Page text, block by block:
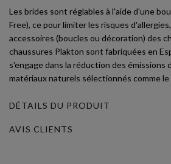
Les brides sont réglables à l'aide d'une
Free), ce pour limiter les risques
accessoires (boucles ou décoration) des
chaussures Plakton sont fabriquées en
s'engage dans la réduction des émissions
matériaux naturels sélectionnés comme le
DÉTAILS DU PRODUIT
AVIS CLIENTS